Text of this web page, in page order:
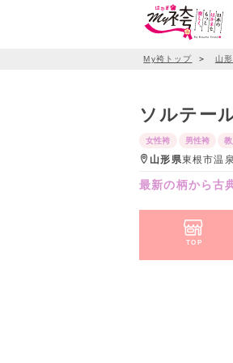
My袴トップ ＞ 山
ソルテー
女性袴 男性袴
山形県東根市温
最新の柄から古
TOP